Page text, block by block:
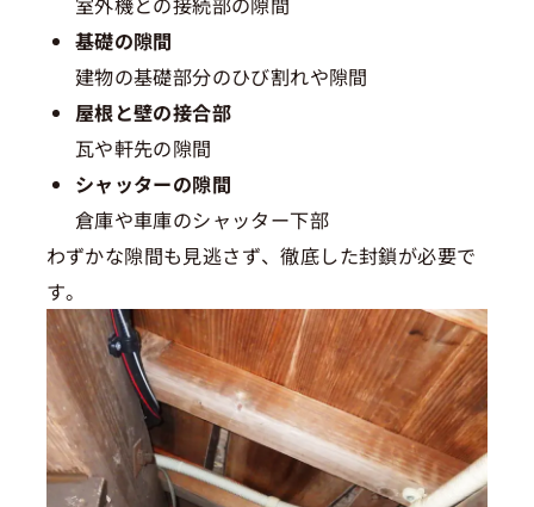
基礎の隙間
建物の基礎部分のひび割れや隙間
屋根と壁の接合部
瓦や軒先の隙間
シャッターの隙間
倉庫や車庫のシャッター下部
わずかな隙間も見逃さず、徹底した封鎖が必要で
す。